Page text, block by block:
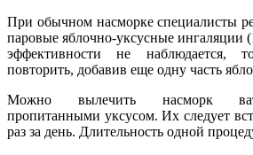
При обычном насморке специалисты
паровые яблочно-уксусные ингаляции
эффективности не наблюдается,
повторить, добавив еще одну часть
Можно вылечить насморк
пропитанными уксусом. Их следует
раз за день. Длительность одной